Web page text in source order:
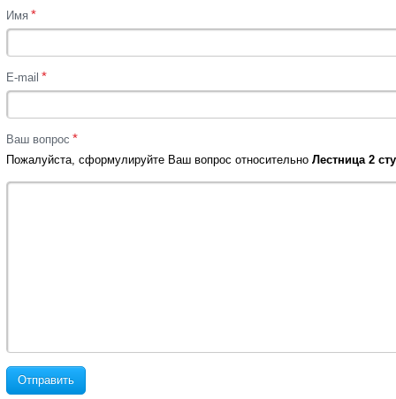
Имя *
E-mail *
Ваш вопрос *
Пожалуйста, сформулируйте Ваш вопрос относительно Лестница 2
Отправить